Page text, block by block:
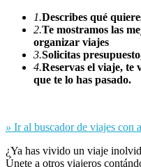
1.Describes qué
2.Te mostramos las
organizar viajes
3.Solicitas
4.Reservas el viaje, te
que te lo has pasado.
» Ir al buscador de viajes con
¿Ya has vivido un viaje
Únete a otros viajeros